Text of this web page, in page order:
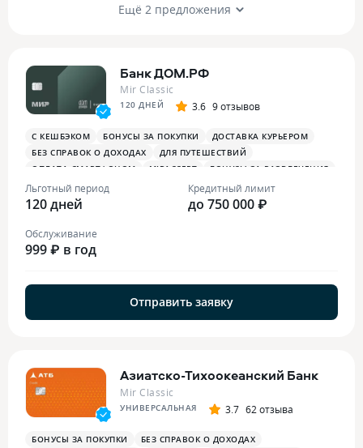
Ещё 2 предложения
Банк ДОМ.РФ
Mir Classic
120 ДНЕЙ 3.6 9 отзывов
С КЕШБЭКОМ БОНУСЫ ЗА ПОКУПКИ
ДОСТАВКА КУРЬЕРОМ
БЕЗ СПРАВОК О ДОХОДАХ
ДЛЯ ПУТЕШЕСТВИЙ
ОПЛАТА СМАРТФОНОМ
MIRACCEPT
БОНУСЫ ЗА РАЗВЛЕЧЕНИЯ
БОНУСЫ В РЕСТОРАНАХ
Льготный период
120 дней
Кредитный лимит
до 750 000 ₽
Обслуживание
999 ₽ в год
Отправить заявку
Азиатско-Тихоокеанский Банк
Mir Classic
УНИВЕРСАЛЬНАЯ 3.7 62 отзыва
БОНУСЫ ЗА ПОКУПКИ
БЕЗ СПРАВОК О ДОХОДАХ